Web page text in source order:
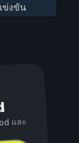
ข่งขัน
และ